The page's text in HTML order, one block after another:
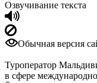
Озвучивание текста
Обычная версия
Туроператор
в сфере